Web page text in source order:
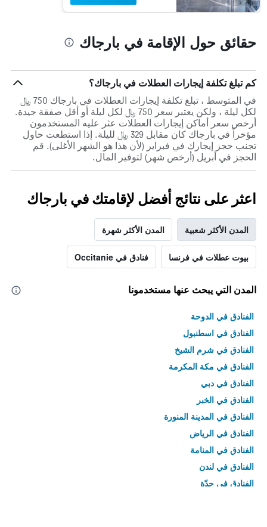
حقائق حول الإقامة في بارجاك
كم تبلغ تكلفة إيجارات العطلات في بارجاك؟
في المتوسط ، تبلغ تكلفة إيجارات العطلات في بارجاك 750 ﷼
لكل ليلة ، ولكن يعتبر سعر 750 ﷼ لكل ليلة أو أقل صفقة جيدة.
أرخص سعر أماكن إيجارات العطلات عثر عليه المستخدمون
مؤخراً في بارجاك كان مقابل 329 ﷼ لليلة. إذا استطعت حاول
تجنب حجز إيجارك في فبراير (لأن هذا هو الشهر الأغلى). قم
الحجز في أبريل (أرخص شهر) لتوفير المال.
اعثر على نتائج أفضل لإقامتك في بارجاك
المدن الأكثر شعبية المدن الأكثر شهرة
بيوت عطلات في فرنسا فنادق في Occitanie
المدن التي يبحث عنها مستخدمونا
الفنادق في الدوحة
الفنادق في اسطنبول
الفنادق في شرم الشيخ
الفنادق في مكة المكرمة
الفنادق في دبي
الفنادق في الخبر
الفنادق في المدينة المنورة
الفنادق في الرياض
الفنادق في المنامة
الفنادق في لندن
الفنادق في جدّة